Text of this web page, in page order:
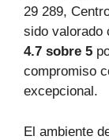
29 289,
sido valorado
4.7 sobre 5
compromiso
excepcional.
El ambiente